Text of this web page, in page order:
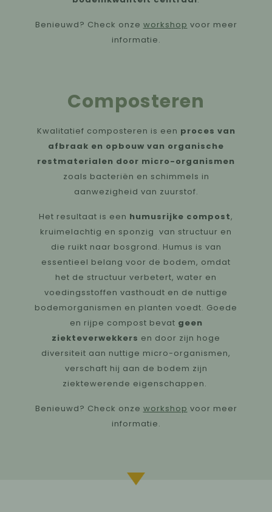
Benieuwd? Check onze workshop voor meer
informatie.
Composteren
Kwalitatief composteren is een proces van
afbraak en opbouw van organische
restmaterialen door micro-organismen
zoals bacteriën en schimmels in
aanwezigheid van zuurstof.
Het resultaat is een humusrijke compost,
kruimelachtig en sponzig van structuur en
die ruikt naar bosgrond. Humus is van
essentieel belang voor de bodem, omdat
het de structuur verbetert, water en
voedingsstoffen vasthoudt en de nuttige
bodemorganismen en planten voedt. Goede
en rijpe compost bevat geen
ziekteverwekkers en door zijn hoge
diversiteit aan nuttige micro-organismen,
verschaft hij aan de bodem zijn
ziektewerende eigenschappen.
Benieuwd? Check onze workshop voor meer
informatie.